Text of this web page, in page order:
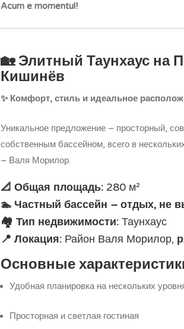
Acum e momentul!
🏡 Элитный Таунхаус на
Кишинёв
✨ Комфорт, стиль и идеальное
Уникальное предложение – просторный,
собственным бассейном, всего в
– Валя Морилор.
📐 Общая площадь: 280 м²
🏊 Частный бассейн – отдых, не
🏘️ Тип недвижимости: Таунхаус
📍 Локация: Район Валя Морилор,
Основные
Удобная планировка на нескольких
Просторная и светлая гостиная